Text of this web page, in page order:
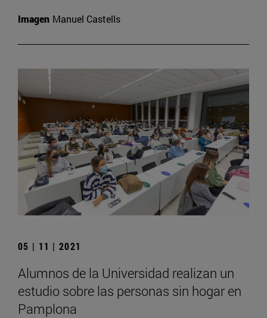
Imagen Manuel Castells
05 | 11 | 2021
Alumnos de la Universidad realizan un
estudio sobre las personas sin hogar en
Pamplona